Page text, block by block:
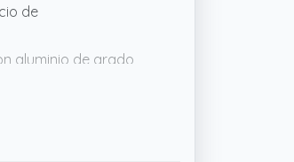
de
aluminio de grado
6,7 kg. El pedal
5 escalones. Esta